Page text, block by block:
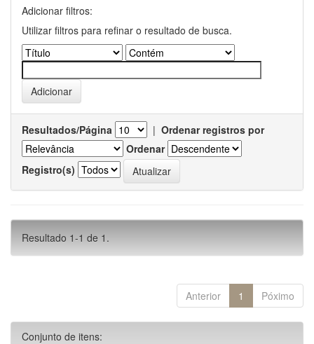
Adicionar filtros:
Utilizar filtros para refinar o resultado de busca.
Resultados/Página | Ordenar registros por
Ordenar
Registro(s)
Resultado 1-1 de 1.
Anterior 1 Póximo
Conjunto de itens: